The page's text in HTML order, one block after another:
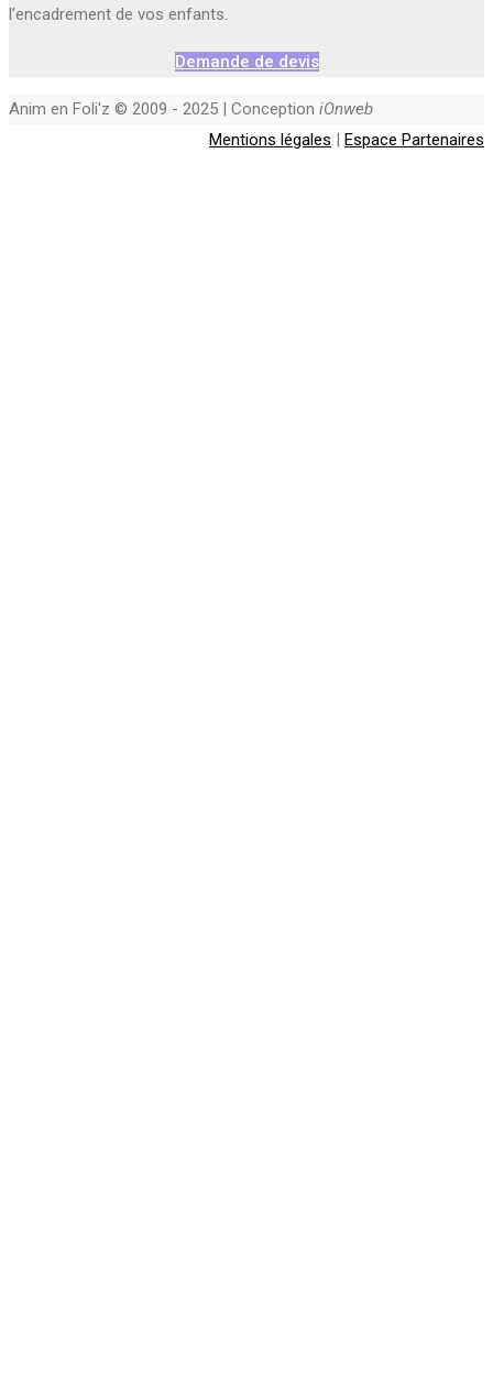
l’encadrement de vos enfants.
Demande de devis
Anim en Foli'z © 2009 - 2025 | Conception iOnweb
Mentions légales | Espace Partenaires